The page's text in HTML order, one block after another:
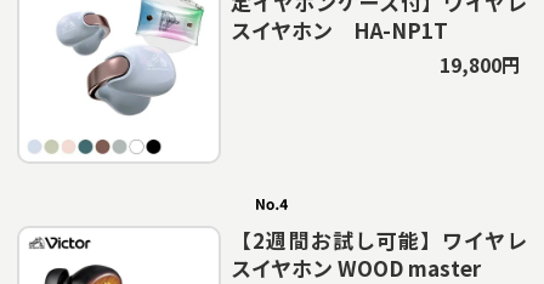
スイヤホン HA-NP1T
19,800円
【2週間お試し可能】ワイヤレ
スイヤホン WOOD master